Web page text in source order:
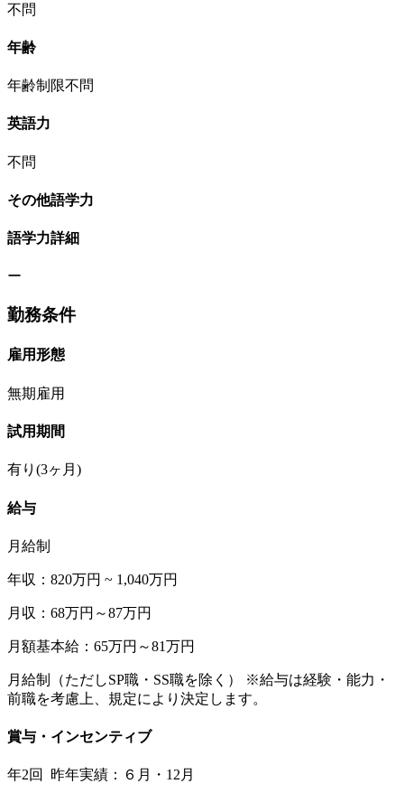
不問
年齢
年齢制限不問
英語力
不問
その他語学力
語学力詳細
ー
勤務条件
雇用形態
無期雇用
試用期間
有り(3ヶ月)
給与
月給制
年収：820万円 ~ 1,040万円
月収：68万円～87万円
月額基本給：65万円～81万円
月給制（ただしSP職・SS職を除く） ※給与は経験・能力・
前職を考慮上、規定により決定します。
賞与・インセンティブ
年2回 昨年実績：６月・12月